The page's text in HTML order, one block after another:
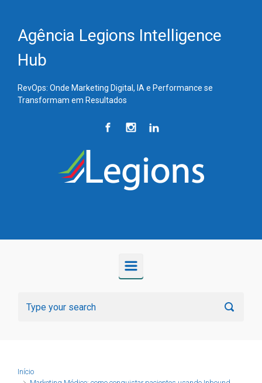
Agência Legions Intelligence
Hub
RevOps: Onde Marketing Digital, IA e Performance se
Transformam em Resultados
Início